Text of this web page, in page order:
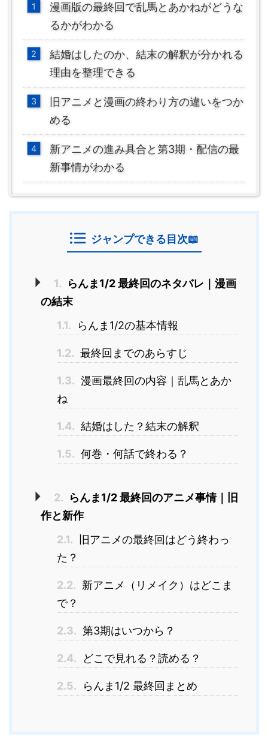
漫画版の最終回で乱馬とあかねがどうな
るかがわかる
結婚はしたのか、結末の解釈が分かれる
理由を整理できる
旧アニメと漫画の終わり方の違いをつか
める
新アニメの進み具合と第3期・配信の最
新事情がわかる
ジャンプできる目次📖
1.
らんま1/2 最終回のネタバレ｜漫画
の結末
1.1.
らんま1/2の基本情報
1.2. 最終回までのあらすじ
1.3. 漫画最終回の内容｜乱馬とあか
ね
1.4. 結婚はした？結末の解釈
1.5. 何巻・何話で終わる？
2.
らんま1/2 最終回のアニメ事情｜旧
作と新作
2.1.
旧アニメの最終回はどう終わっ
た？
2.2. 新アニメ（リメイク）はどこま
で？
2.3. 第3期はいつから？
2.4. どこで見れる？読める？
2.5. らんま1/2 最終回まとめ